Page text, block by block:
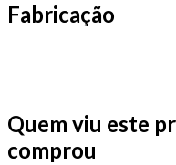
Fabricação
Quem viu este
comprou